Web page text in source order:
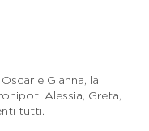
e Gianna, la
Alessia, Greta,
tutti.